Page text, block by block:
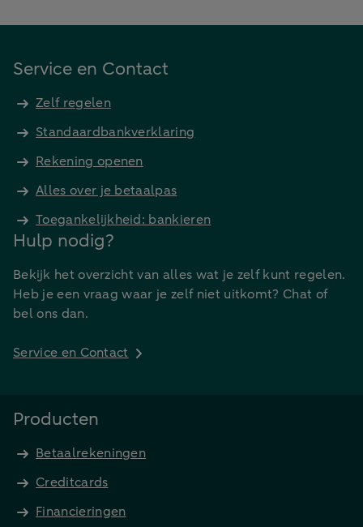
Service en Contact
Zelf regelen
Standaardbankverklaring
Rekening openen
Alles over je betaalpas
Toegankelijkheid: bankieren
Hulp nodig?
Bekijk het overzicht van alles wat je zelf kunt regelen.
Heb je een vraag waar je zelf niet uitkomt? Chat of
bel ons dan.
Service en Contact
Producten
Betaalrekeningen
Creditcards
Financieringen